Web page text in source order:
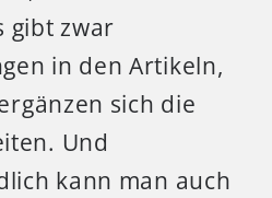
gibt zwar
in den Artikeln,
sich die
Und
kann man auch